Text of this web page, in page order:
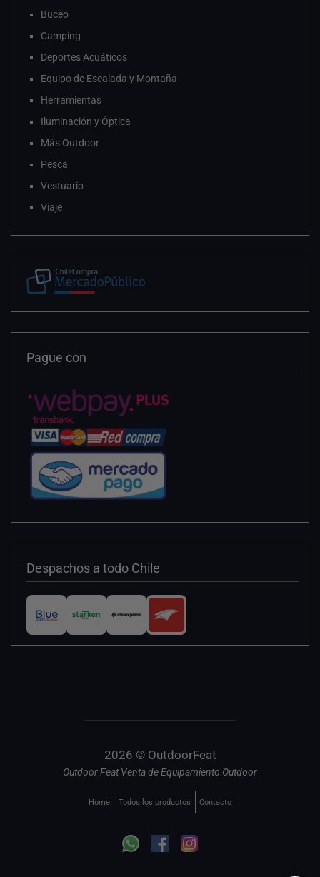
Buceo
Camping
Deportes Acuáticos
Equipo de Escalada y Montaña
Herramientas
Iluminación y Óptica
Más Outdoor
Pesca
Vestuario
Viaje
Pague con
Despachos a todo Chile
2026 © OutdoorFeat
Outdoor Feat Venta de Equipamiento Outdoor
Home Todos los productos Contacto